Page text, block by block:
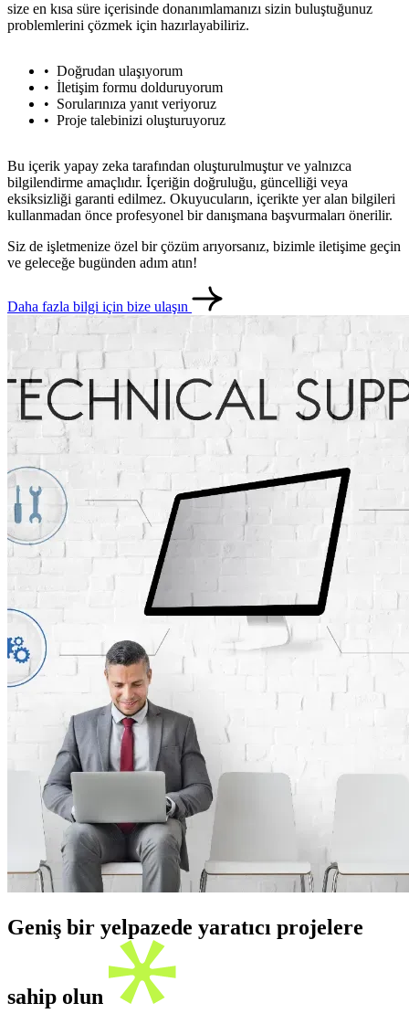
size en kısa süre içerisinde donanımlamanızı sizin buluştuğunuz
problemlerini çözmek için hazırlayabiliriz.
Doğrudan ulaşıyorum
İletişim formu dolduruyorum
Sorularınıza yanıt veriyoruz
Proje talebinizi oluşturuyoruz
Bu içerik yapay zeka tarafından oluşturulmuştur ve yalnızca
bilgilendirme amaçlıdır. İçeriğin doğruluğu, güncelliği veya
eksiksizliği garanti edilmez. Okuyucuların, içerikte yer alan bilgileri
kullanmadan önce profesyonel bir danışmana başvurmaları önerilir.
Siz de işletmenize özel bir çözüm arıyorsanız, bizimle iletişime geçin
ve geleceğe bugünden adım atın!
Daha fazla bilgi için bize ulaşın
Geniş bir yelpazede yaratıcı projelere
sahip olun